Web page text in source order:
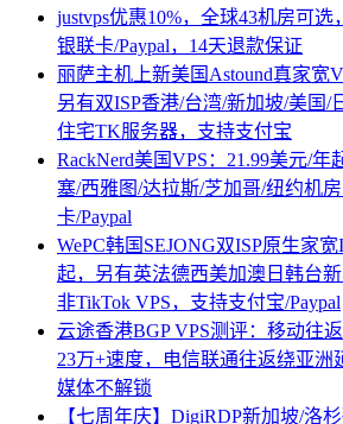
justvps优惠10%，全球43机房可
银联卡/Paypal，14天退款保证
丽萨主机上新美国Astound真家宽
另有双ISP香港/台湾/新加坡/美国/
住宅TK服务器，支持支付宝
RackNerd美国VPS：21.99美元/年
塞/西雅图/达拉斯/芝加哥/纽约机
卡/Paypal
WePC韩国SEJONG双ISP原生家
起，另有英法德西美加澳日韩台
非TikTok VPS，支持支付宝/Paypal
云途香港BGP VPS测评：移动往
23万+速度，电信联通往返绕亚洲
媒体不解锁
【七周年庆】DigiRDP新加坡/洛